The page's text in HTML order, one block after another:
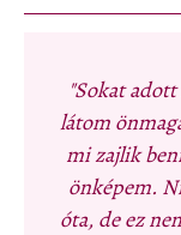
"Sokat
látom
mi zajlik
önképem.
óta, de ez